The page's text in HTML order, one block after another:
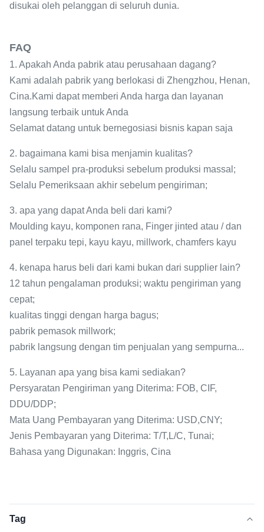
disukai oleh pelanggan di seluruh dunia.
FAQ
1. Apakah Anda pabrik atau perusahaan dagang?
Kami adalah pabrik yang berlokasi di Zhengzhou, Henan,
Cina.Kami dapat memberi Anda harga dan layanan
langsung terbaik untuk Anda
Selamat datang untuk bernegosiasi bisnis kapan saja
2. bagaimana kami bisa menjamin kualitas?
Selalu sampel pra-produksi sebelum produksi massal;
Selalu Pemeriksaan akhir sebelum pengiriman;
3. apa yang dapat Anda beli dari kami?
Moulding kayu, komponen rana, Finger jinted atau / dan
panel terpaku tepi, kayu kayu, millwork, chamfers kayu
4. kenapa harus beli dari kami bukan dari supplier lain?
12 tahun pengalaman produksi; waktu pengiriman yang
cepat;
kualitas tinggi dengan harga bagus;
pabrik pemasok millwork;
pabrik langsung dengan tim penjualan yang sempurna...
5. Layanan apa yang bisa kami sediakan?
Persyaratan Pengiriman yang Diterima: FOB, CIF,
DDU/DDP;
Mata Uang Pembayaran yang Diterima: USD,CNY;
Jenis Pembayaran yang Diterima: T/T,L/C, Tunai;
Bahasa yang Digunakan: Inggris, Cina
Tag